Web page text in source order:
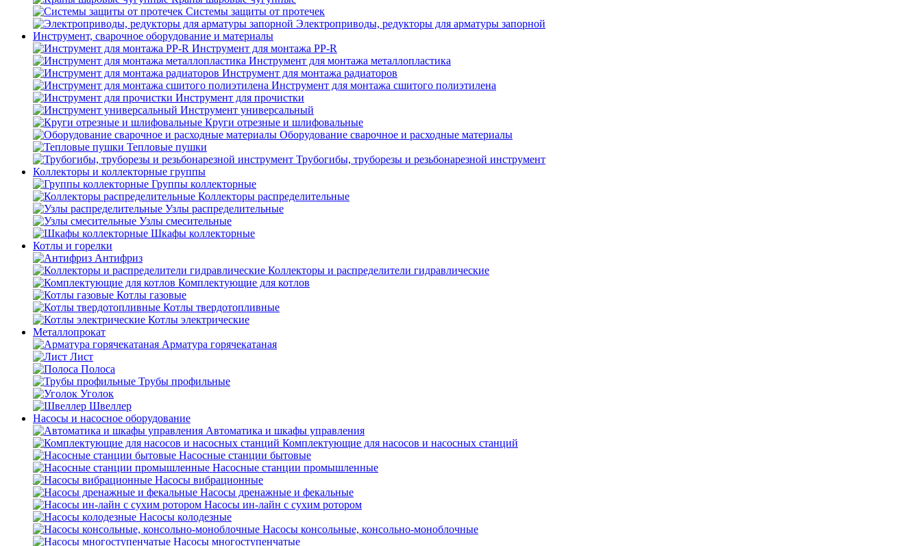
Системы защиты от протечек
Электроприводы, редукторы для арматуры запорной
Инструмент, сварочное оборудование и материалы
Инструмент для монтажа PP-R
Инструмент для монтажа металлопластика
Инструмент для монтажа радиаторов
Инструмент для монтажа сшитого полиэтилена
Инструмент для прочистки
Инструмент универсальный
Круги отрезные и шлифовальные
Оборудование сварочное и расходные материалы
Тепловые пушки
Трубогибы, труборезы и резьбонарезной инструмент
Коллекторы и коллекторные группы
Группы коллекторные
Коллекторы распределительные
Узлы распределительные
Узлы смесительные
Шкафы коллекторные
Котлы и горелки
Антифриз
Коллекторы и распределители гидравлические
Комплектующие для котлов
Котлы газовые
Котлы твердотопливные
Котлы электрические
Металлопрокат
Арматура горячекатаная
Лист
Полоса
Трубы профильные
Уголок
Швеллер
Насосы и насосное оборудование
Автоматика и шкафы управления
Комплектующие для насосов и насосных станций
Насосные станции бытовые
Насосные станции промышленные
Насосы вибрационные
Насосы дренажные и фекальные
Насосы ин-лайн с сухим ротором
Насосы колодезные
Насосы консольные, консольно-моноблочные
Насосы многоступенчатые